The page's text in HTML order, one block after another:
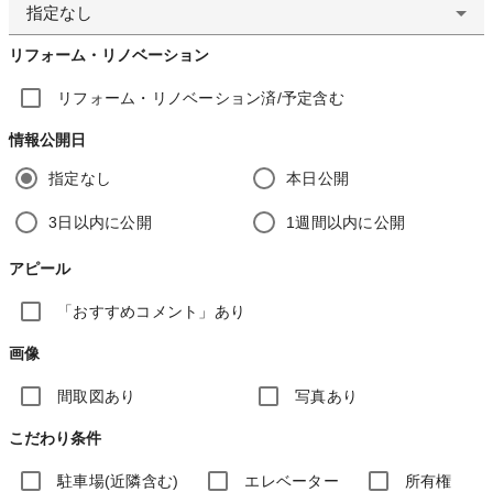
指定なし
リフォーム・リノベーション
リフォーム・リノベーション済/予定含む
情報公開日
指定なし 本日公開
3日以内に公開 1週間以内に公開
アピール
「おすすめコメント」あり
画像
間取図あり 写真あり
こだわり条件
駐車場(近隣含む) エレベーター 所有権